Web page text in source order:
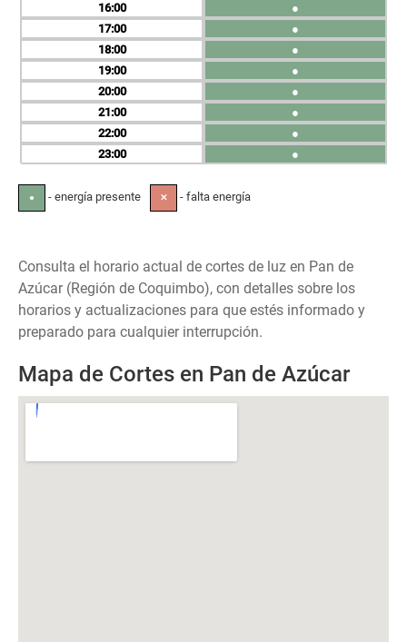
16
17
18
19
20
21
22
23
●
●
●
●
●
●
●
●
● - energía presente ✕ - falta energía
Consulta el horario actual de cortes de luz en Pan de
Azúcar (Región de Coquimbo), con detalles sobre los
horarios y actualizaciones para que estés informado y
preparado para cualquier interrupción.
Mapa de Cortes en Pan de Azúcar